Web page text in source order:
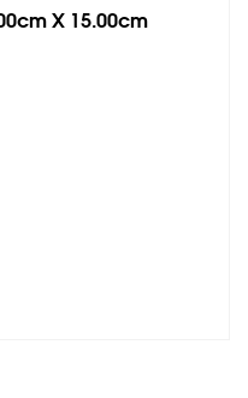
X 15.00cm